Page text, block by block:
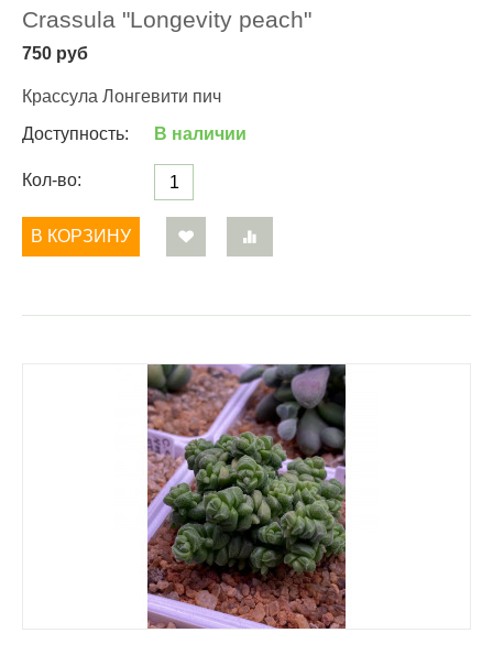
Crassula "Longevity peach"
750 руб
Крассула Лонгевити пич
Доступность:
В наличии
Кол-во:
В КОРЗИНУ